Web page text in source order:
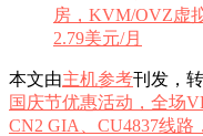
房，KVM/OVZ虚
2.79美元/月
本文由主机参考刊发，
国庆节优惠活动，全场
CN2 GIA、CU4837线路